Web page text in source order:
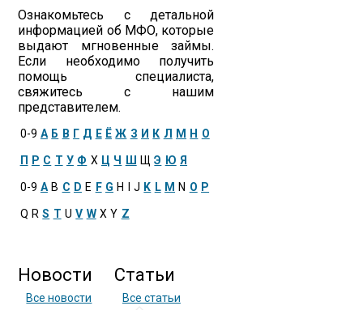
Ознакомьтесь с детальной
информацией об МФО, которые
выдают мгновенные займы.
Если необходимо получить
помощь специалиста,
свяжитесь с нашим
представителем.
0-9 А Б В Г Д Е Ё Ж З И К Л М Н О
П Р С Т У Ф Х Ц Ч Ш Щ Э Ю Я
0-9 A B C D E F G H J K L M N O P
Q R S T U V W X Y Z
Новости
Все новости
Статьи
Все статьи